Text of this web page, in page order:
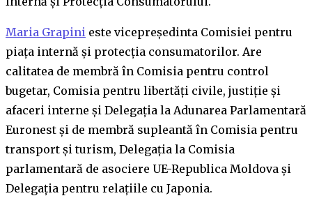
Maria Grapini este vicepreședinta Comisiei pentru
piața internă și protecția consumatorilor. Are
calitatea de membră în Comisia pentru control
bugetar, Comisia pentru libertăți civile, justiție și
afaceri interne și Delegația la Adunarea Parlamentară
Euronest și de membră supleantă în Comisia pentru
transport și turism, Delegația la Comisia
parlamentară de asociere UE-Republica Moldova și
Delegația pentru relațiile cu Japonia.